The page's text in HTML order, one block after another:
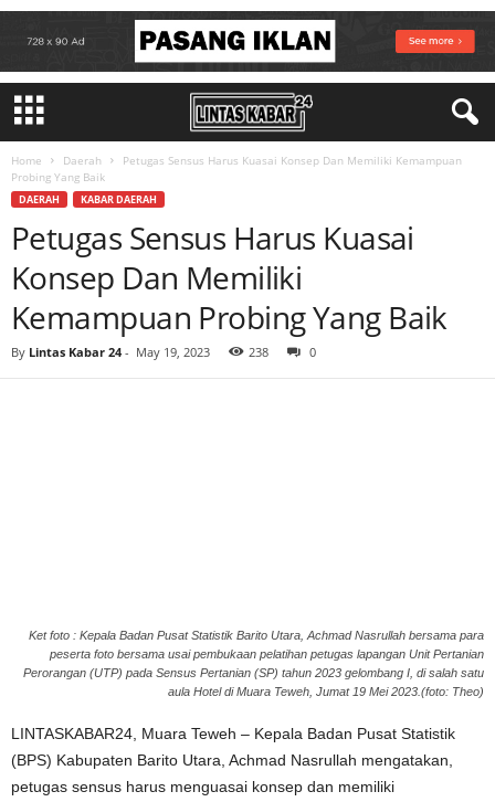
Home Daerah
Petugas Sensus Harus Kuasai Konsep Dan Memiliki Kemampuan
Probing Yang Baik
DAERAH KABAR DAERAH
Petugas Sensus Harus Kuasai
Konsep Dan Memiliki
Kemampuan Probing Yang Baik
By Lintas Kabar 24- May 19, 2023 238 0
Ket foto : Kepala Badan Pusat Statistik Barito Utara, Achmad Nasrullah bersama para
peserta foto bersama usai pembukaan pelatihan petugas lapangan Unit Pertanian
Perorangan (UTP) pada Sensus Pertanian (SP) tahun 2023 gelombang I, di salah satu
aula Hotel di Muara Teweh, Jumat 19 Mei 2023.(foto: Theo)
LINTASKABAR24, Muara Teweh – Kepala Badan Pusat Statistik
(BPS) Kabupaten Barito Utara, Achmad Nasrullah mengatakan,
petugas sensus harus menguasai konsep dan memiliki